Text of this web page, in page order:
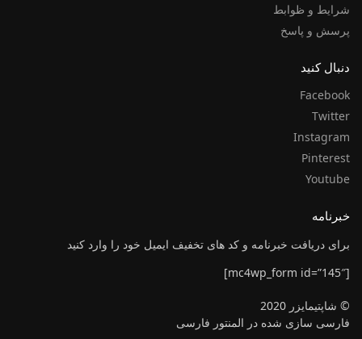
شرایط و ظوابط
پرسش و پاسخ
دنبال کنید
Facebook
Twitter
Instagram
Pinterest
Youtube
خبرنامه
برای دریافت خبرنامه و کد های تخفیف ایمیل خود را وارد کنید
[mc4wp_form id=”145″]
© شاپتیمایزر 2020
فارسی سازی شده در المنتور فارسی